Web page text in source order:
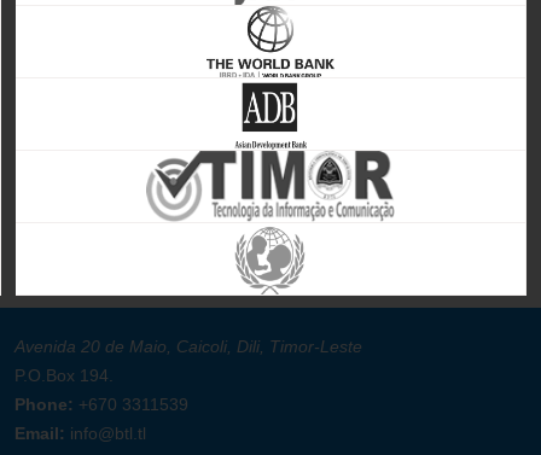
Avenida 20 de Maio, Caicoli, Dili, Timor-Leste
P.O.Box 194.
Phone: +670 3311539
Email: info@btl.tl